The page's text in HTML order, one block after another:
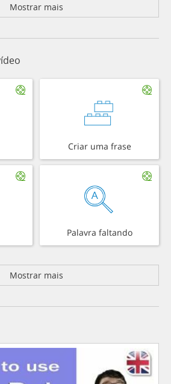
Mostrar mais
Criar uma frase
Palavra faltando
Mostrar mais